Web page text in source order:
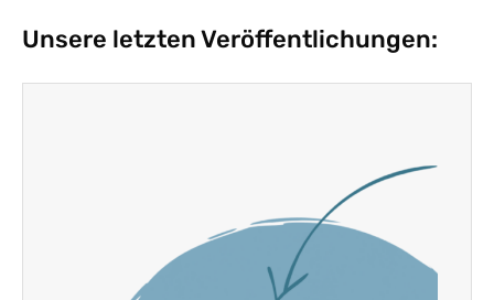
Unsere letzten Veröffentlichungen: